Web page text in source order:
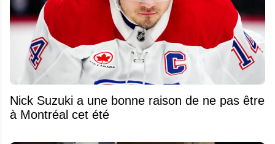
Nick Suzuki a une bonne raison de ne pas être
à Montréal cet été